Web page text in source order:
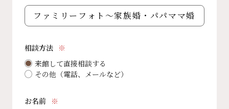
相談方法
来館して直接相談する
その他（電話、メールなど）
お名前